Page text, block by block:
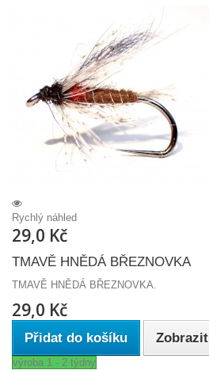
Rychlý náhled
29,0 Kč
TMAVĚ HNĚDÁ BŘEZNOVKA
TMAVĚ HNĚDÁ BŘEZNOVKA.
29,0 Kč
Přidat do košíku Zobrazit
výroba 1 - 2 týdny